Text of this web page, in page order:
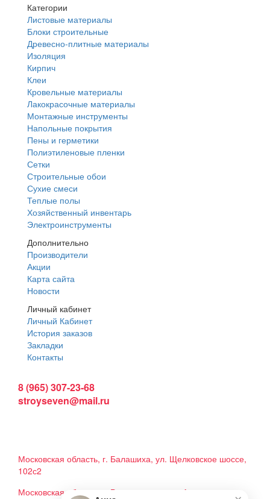
Категории
Листовые материалы
Блоки строительные
Древесно-плитные материалы
Изоляция
Кирпич
Клеи
Кровельные материалы
Лакокрасочные материалы
Монтажные инструменты
Напольные покрытия
Пены и герметики
Полиэтиленовые пленки
Сетки
Строительные обои
Сухие смеси
Теплые полы
Хозяйственный инвентарь
Электроинструменты
Дополнительно
Производители
Акции
Карта сайта
Новости
Личный кабинет
Личный Кабинет
История заказов
Закладки
Контакты
8 (965) 307-23-68
stroyseven@mail.ru
Московская область, г. Балашиха, ул. Щелковское шоссе,
102с2
Московская область, г. Реутов, ул. шоссе Автомагистраль